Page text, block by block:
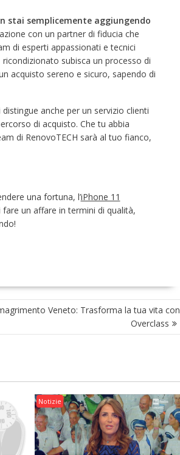
stai semplicemente aggiungendo
con un partner di fiducia che
di esperti appassionati e tecnici
subisca un processo di
acquisto sereno e sicuro, sapendo di
distingue anche per un servizio clienti
di acquisto. Che tu abbia
di RenovoTECH sarà al tuo fianco,
una fortuna, l’iPhone 11
un affare in termini di qualità,
Veneto: Trasforma la tua vita con
Overclass
Notizie